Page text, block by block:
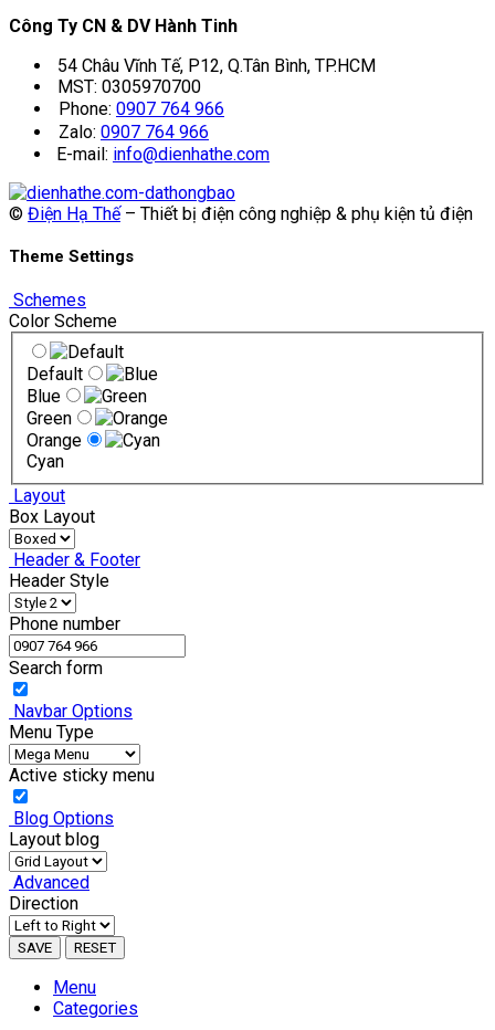
Công Ty CN & DV Hành Tinh
54 Châu Vĩnh Tế, P12, Q.Tân Bình, TP.HCM
MST: 0305970700
Phone: 0907 764 966
Zalo: 0907 764 966
E-mail: info@dienhathe.com
© Điện Hạ Thế– Thiết bị điện công nghiệp & phụ kiện tủ điện
Theme Settings
Schemes
Color Scheme
Default
Blue
Green
Orange
Cyan
Layout
Box Layout
Header & Footer
Header Style
Phone number
Search form
Navbar Options
Menu Type
Active sticky menu
Blog Options
Layout blog
Advanced
Direction
SAVE RESET
Menu
Categories